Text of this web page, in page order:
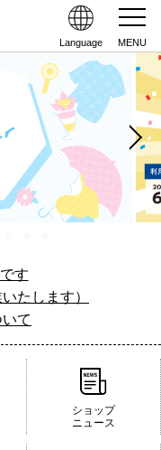
Language MENU
す
たします）
て
ショップ
ニュース